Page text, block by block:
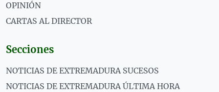
OPINIÓN
CARTAS AL DIRECTOR
Secciones
NOTICIAS DE EXTREMADURA SUCESOS
NOTICIAS DE EXTREMADURA ÚLTIMA HORA